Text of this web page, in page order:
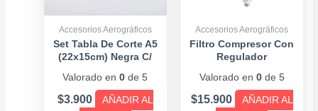
Accesorios Aerográficos
Set Tabla De Corte A5
(22x15cm) Negra C/
Valorado en0 de 5
$3.900
AÑADIR AL
Accesorios Aerográficos
Filtro Compresor Con
Regulador
Valorado en 0de 5
$15.900
AÑADIR AL